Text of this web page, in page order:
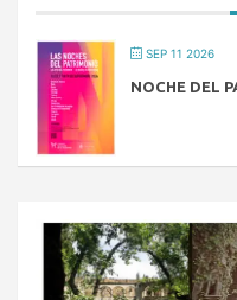
SEP 11 2026
NOCHE DEL